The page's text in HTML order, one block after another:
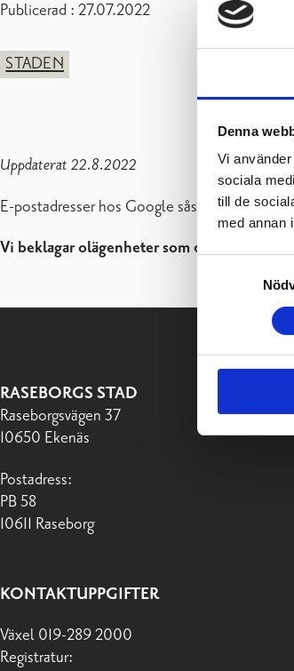
Denna
Vi
sociala
till de
med annan
Publicerad : 27.07.2022
STADEN
Uppdaterat 22.8.2022
E-postadresser hos Google såsom Gmail
Vi beklagar olägenheter som detta orsakat
RASEBORGS STAD
Raseborgsvägen 37
10650 Ekenäs
Postadress:
PB 58
10611 Raseborg
KONTAKTUPPGIFTER
Växel 019-289 2000
Registratur: